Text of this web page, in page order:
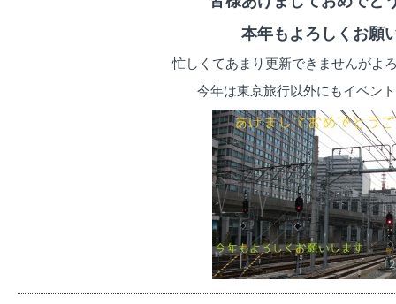
本年もよろしくお願
忙しくてあまり更新できませんがよ
今年は東京旅行以外にもイベン